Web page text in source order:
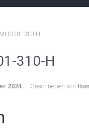
MH3.01-310-H
310-H
2024 Geschrieben von